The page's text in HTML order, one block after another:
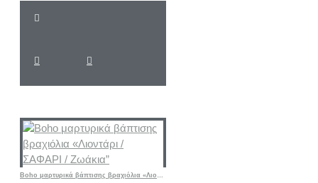
Boho μαρτυρικά βάπτισης βραχιόλια «Λιοντάρι / ΣΑΦΑΡΙ / Ζωάκια”